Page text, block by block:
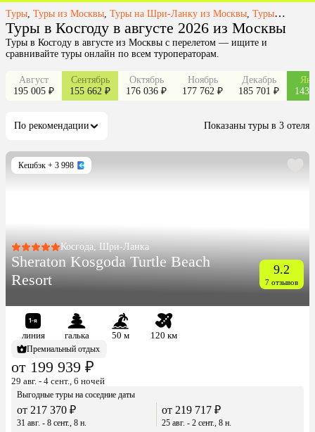
Туры Туры из Москвы Туры на Шри-Ланку из Москвы Туры в Косгоду из Москвы
Туры в Косгоду в августе 2026 из Москвы
Туры в Косгоду в августе из Москвы с перелетом — ищите и
сравнивайте туры онлайн по всем туроператорам.
Август
195 005 ₽
Сентябрь
155 662 ₽
Октябрь
176 036 ₽
Ноябрь
177 762 ₽
Декабрь
185 701 ₽
143
По рекомендации Показаны туры в 3 отеля
Кешбэк + 3 998
Косгода, Шри-Ланка
Sheraton Kosgoda Turtle Beach
Resort
9.2
7 отзывов
линия галька 50 м
120 км
Премиальный отдых
от 199 939 ₽
29 авг. - 4 сент., 6 ночей
Выгодные туры на соседние даты
от 217 370 ₽
31 авг. - 8 сент., 8 н.
от 219 717 ₽
25 авг. - 2 сент., 8 н.